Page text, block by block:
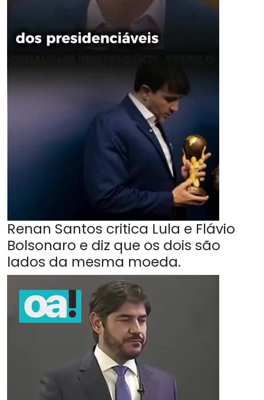
Renan Santos critica Lula e Flávio
Bolsonaro e diz que os dois são
lados da mesma moeda.